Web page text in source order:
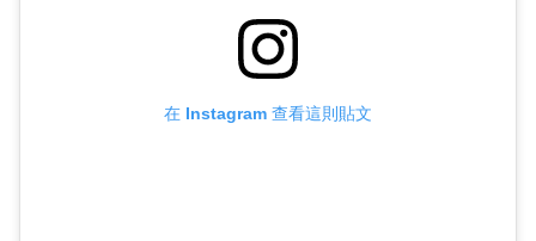
在 Instagram 查看這則貼文